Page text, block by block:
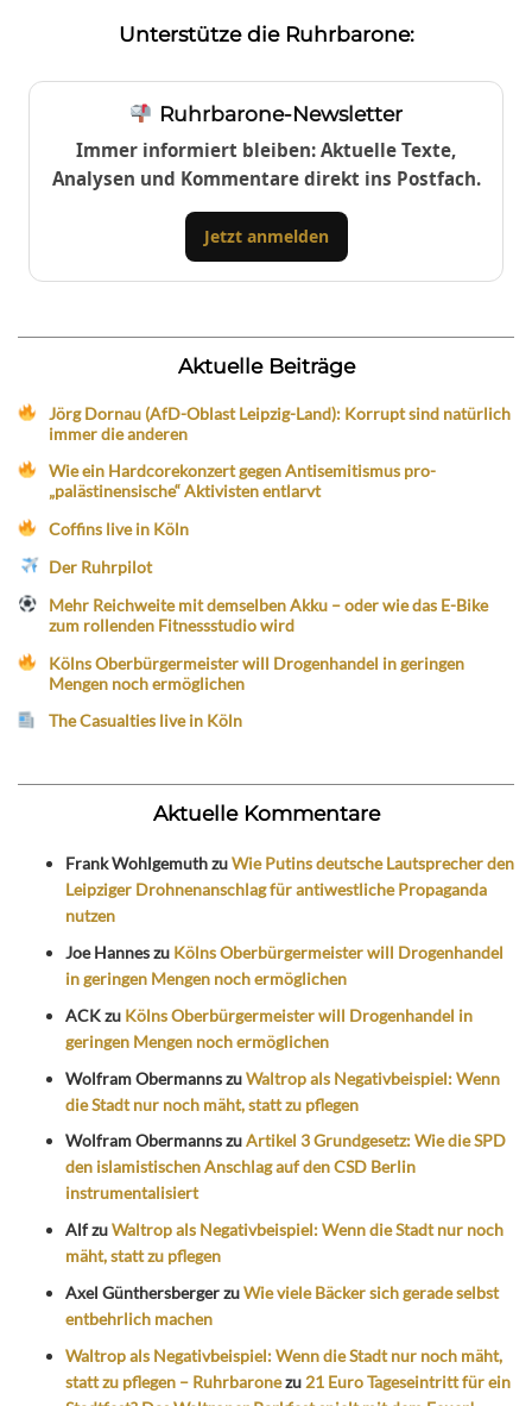
Unterstütze die Ruhrbarone:
Ruhrbarone-Newsletter
Immer informiert bleiben: Aktuelle Texte,
Analysen und Kommentare direkt ins Postfach.
Jetzt anmelden
Aktuelle Beiträge
Jörg Dornau (AfD-Oblast Leipzig-Land): Korrupt sind natürlich
immer die anderen
Wie ein Hardcorekonzert gegen Antisemitismus pro-
„palästinensische“ Aktivisten entlarvt
Coffins live in Köln
Der Ruhrpilot
Mehr Reichweite mit demselben Akku – oder wie das E-Bike
zum rollenden Fitnessstudio wird
Kölns Oberbürgermeister will Drogenhandel in geringen
Mengen noch ermöglichen
The Casualties live in Köln
Aktuelle Kommentare
Frank WohlgemuthzuWie Putins deutsche Lautsprecher den
Leipziger Drohnenanschlag für antiwestliche Propaganda
nutzen
Joe Hanneszu Kölns Oberbürgermeister will Drogenhandel
in geringen Mengen noch ermöglichen
ACKzu Kölns Oberbürgermeister will Drogenhandel in
geringen Mengen noch ermöglichen
Wolfram ObermannszuWaltrop als Negativbeispiel: Wenn
die Stadt nur noch mäht, statt zu pflegen
Wolfram ObermannszuArtikel 3 Grundgesetz: Wie die SPD
den islamistischen Anschlag auf den CSD Berlin
instrumentalisiert
AlfzuWaltrop als Negativbeispiel: Wenn die Stadt nur noch
mäht, statt zu pflegen
Axel GünthersbergerzuWie viele Bäcker sich gerade selbst
entbehrlich machen
Waltrop als Negativbeispiel: Wenn die Stadt nur noch mäht,
statt zu pflegen – Ruhrbaronezu 21 Euro Tageseintritt für ein